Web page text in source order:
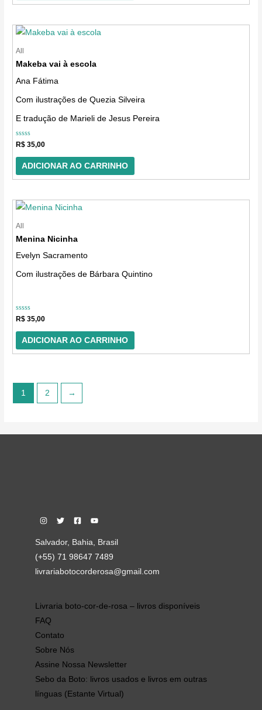
All
Makeba vai à escola
Ana Fátima
Com ilustrações de Quezia Silveira
E tradução de Marieli de Jesus Pereira
Avaliação
de
R$ 35,00
ADICIONAR AO CARRINHO
All
Menina Nicinha
Evelyn Sacramento
Com ilustrações de Bárbara Quintino
Avaliação
de
R$ 35,00
ADICIONAR AO CARRINHO
1 2 →
Salvador, Bahia, Brasil
(+55) 71 98647 7489
livrariabotocorderosa@gmail.com
Livraria boto-cor-de-rosa – livros disponíveis
FAQ
Contato
Sobre Nós
Assine Nossa Newsletter
Sebo da Boto: livros usados e livros em outras
línguas (Estante Virtual)